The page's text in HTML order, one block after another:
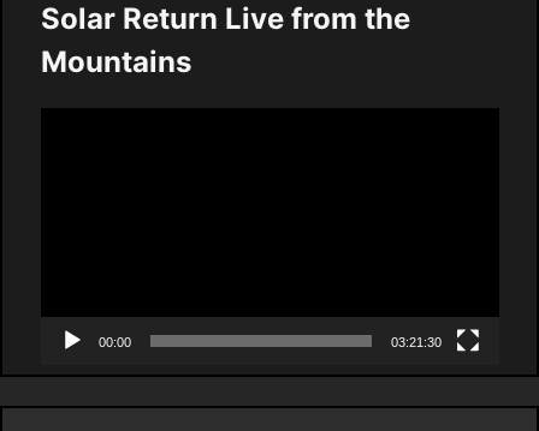
Solar Return Live from the
Mountains
00:00 03:21:30